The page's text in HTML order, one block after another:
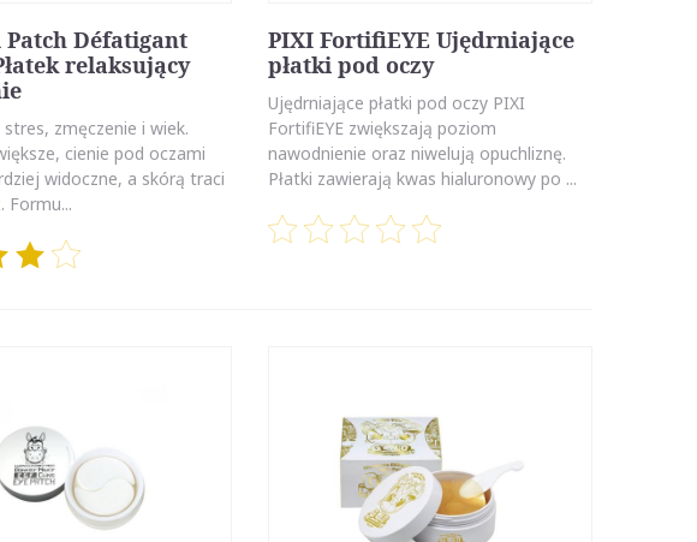
Patch Défatigant
relaksujący
stres, zmęczenie i wiek.
cienie pod oczami
widoczne, a skórą traci
Formu...
PIXI FortifiEYE Ujędrniające
płatki pod oczy
Ujędrniające płatki pod oczy PIXI
FortifiEYE zwiększają poziom
nawodnienie oraz niwelują opuchliznę.
Płatki zawierają kwas hialuronowy po ...